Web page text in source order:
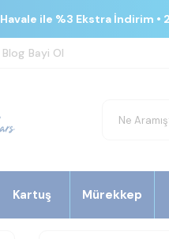
Havale ile %3 Ekstra İndirim •
Blog Bayi Ol
Kartuş Mürekkep